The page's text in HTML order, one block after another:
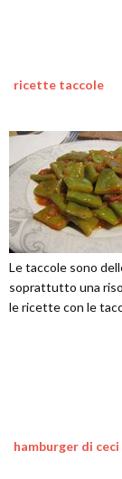
ricette taccole
Le taccole sono
soprattutto una
le ricette con le
hamburger di ceci